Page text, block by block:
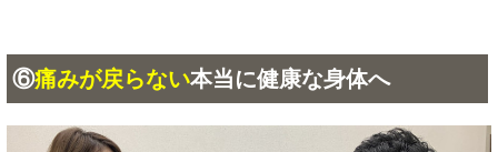
⑥痛みが戻らない本当に健康な身体へ